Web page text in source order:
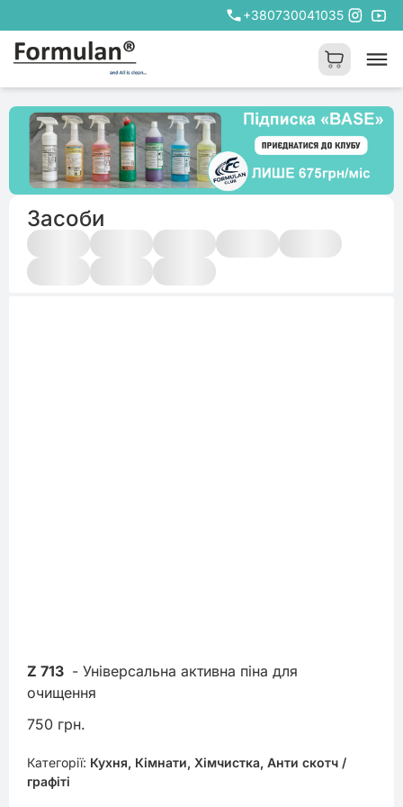
+380730041035
Засоби
Z 713 - Універсальна активна піна для
очищення
750 грн.
Категорії: Кухня, Кімнати, Хімчистка, Анти скотч /
графіті